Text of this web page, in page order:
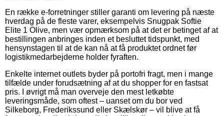
En række e-forretninger stiller garanti om levering på næste
hverdag på de fleste varer, eksempelvis Snugpak Softie
Elite 1 Olive, men vær opmærksom på at det er betinget af at
bestillingen anbringes inden et besluttet tidspunkt, med
hensynstagen til at de kan nå at få produktet ordnet før
logistikmedarbejderne holder fyraften.
Enkelte internet outlets byder på portofri fragt, men i mange
tilfælde under forudsætning af at du shopper for en fastsat
pris. I øvrigt må man overveje den mest letkøbte
leveringsmåde, som oftest – uanset om du bor ved
Silkeborg, Frederikssund eller Skælskør – vil blive at få